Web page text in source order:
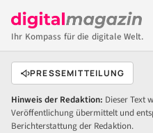
Ihr Kompass für die digitale Welt.
PRESSEMITTEILUNG
Hinweis der Redaktion: Dieser Text
Veröffentlichung übermittelt und
Berichterstattung der Redaktion.